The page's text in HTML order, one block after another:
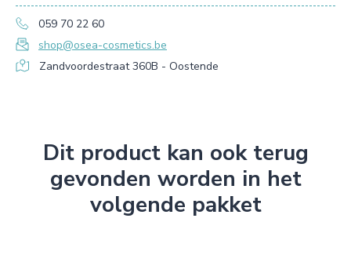
059 70 22 60
shop@osea-cosmetics.be
Zandvoordestraat 360B - Oostende
Dit product kan ook terug
gevonden worden in het
volgende pakket